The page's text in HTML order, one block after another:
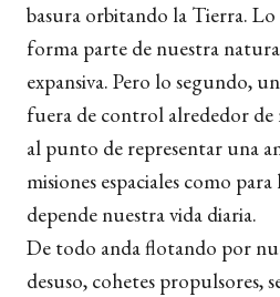
basura orbitando la Tierra.
forma parte de nuestra
expansiva. Pero lo segundo,
fuera de control alrededor
al punto de representar una
misiones espaciales como
depende nuestra vida diaria.
De todo anda flotando por
desuso, cohetes propulsores,